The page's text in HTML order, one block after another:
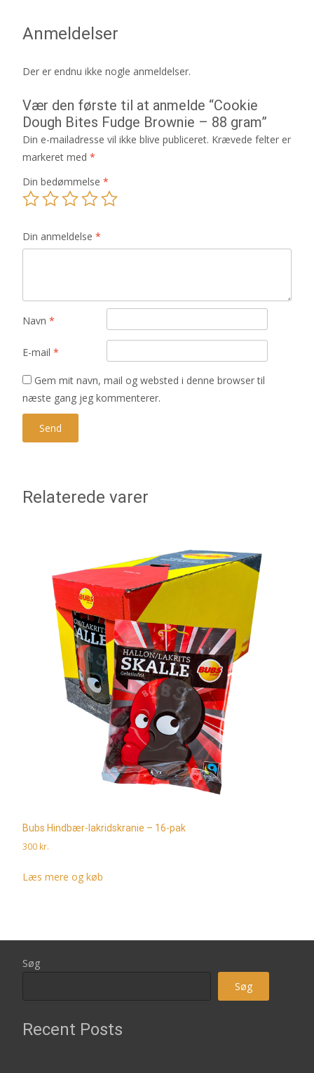
Anmeldelser
Der er endnu ikke nogle anmeldelser.
Vær den første til at anmelde “Cookie
Dough Bites Fudge Brownie – 88 gram”
Din e-mailadresse vil ikke blive publiceret. Krævede felter er
markeret med *
Din bedømmelse *
Din anmeldelse *
Navn *
E-mail *
Gem mit navn, mail og websted i denne browser til
næste gang jeg kommenterer.
Relaterede varer
Bubs Hindbær-lakridskranie – 16-pak
300 kr.
Læs mere og køb
Søg
Søg
Recent Posts